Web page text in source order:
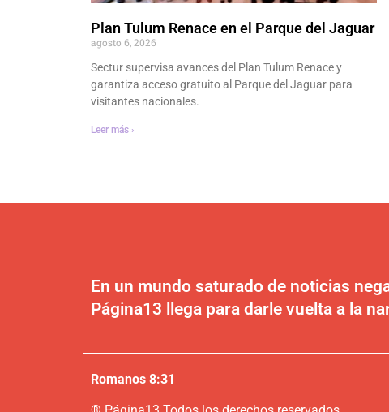
Plan Tulum Renace en el Parque del Jaguar
agosto 6, 2026
Sectur supervisa avances del Plan Tulum Renace y
garantiza acceso gratuito al Parque del Jaguar para
visitantes nacionales.
Leer más ›
En un mundo saturado de noticias
Página13 llega para darle vuelta a la
Romanos 8:31